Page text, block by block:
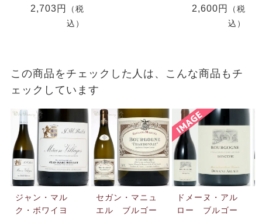
2,703円
（税
込）
2,600円
（税
込）
この商品をチェックした人は、こんな商品もチ
ェックしています
ジャン・マル
ク・ボワイヨ
セガン・マニュ
エル ブルゴー
ドメーヌ・アル
ロー ブルゴー